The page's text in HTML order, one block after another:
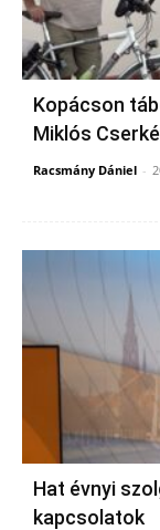
Kopácson
Miklós
Racsmány Dániel -
Hat évnyi
kapcsolatok